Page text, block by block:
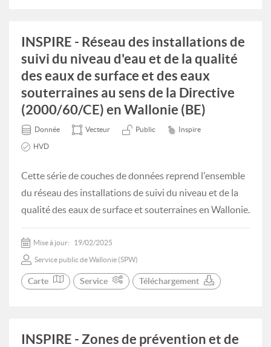
INSPIRE - Réseau des installations de
suivi du niveau d'eau et de la qualité
des eaux de surface et des eaux
souterraines au sens de la Directive
(2000/60/CE) en Wallonie (BE)
Donnée Vecteur Public Inspire
HVD
Cette série de couches de données reprend l'ensemble
du réseau des installations de suivi du niveau et de la
qualité des eaux de surface et souterraines en Wallonie.
Mise à jour: 19/02/2025
Service public de Wallonie (SPW)
Carte Service Téléchargement
INSPIRE - Zones de prévention et de